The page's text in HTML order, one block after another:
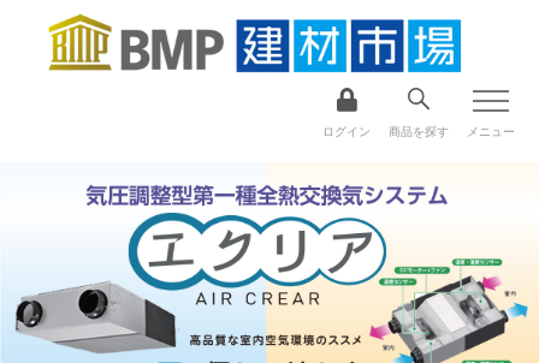
ログイン 商品を探す メニュー